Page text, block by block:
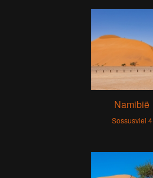
Namibië
Sossusvlei 4